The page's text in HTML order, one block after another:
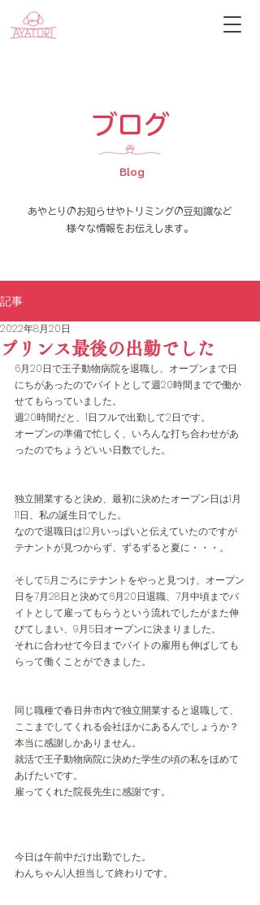
​ブログ
Blog
​あやとりのお知らせやトリミングの豆知識など
様々な情報をお伝えします。
記事
プリンス最後の出勤でした
2022年8月20日
6月20日で王子動物病院を退職し、オープンまで日
にちがあったのでバイトとして週20時間までで働か
せてもらっていました。
週20時間だと、1日フルで出勤して2日です。
オープンの準備で忙しく、いろんな打ち合わせがあ
ったのでちょうどいい日数でした。
独立開業すると決め、最初に決めたオープン日は1月
11日、私の誕生日でした。
なので退職日は12月いっぱいと伝えていたのですが
テナントが見つからず、ずるずると夏に・・・。
そして5月ごろにテナントをやっと見つけ、オープン
日を7月28日と決めて6月20日退職、7月中頃までバ
イトとして雇ってもらうという流れでしたがまた伸
びてしまい、9月5日オープンに決まりました。
それに合わせて今日までバイトの雇用も伸ばしても
らって働くことができました。
同じ職種で春日井市内で独立開業すると退職して、
ここまでしてくれる会社ほかにあるんでしょうか？
本当に感謝しかありません。
就活で王子動物病院に決めた学生の頃の私をほめて
あげたいです。
雇ってくれた院長先生に感謝です。
今日は午前中だけ出勤でした。
わんちゃん1人担当して終わりです。